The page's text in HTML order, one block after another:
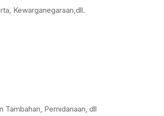
Kewarganegaraan,dll.
Tambahan, Pemidanaan, dll